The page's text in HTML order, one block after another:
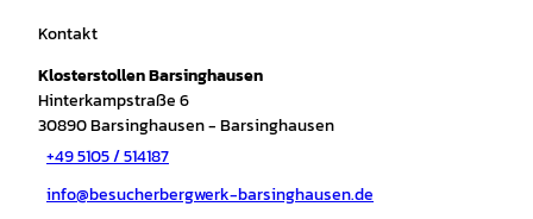
Kontakt
Klosterstollen Barsinghausen
Hinterkampstraße 6
30890Barsinghausen- Barsinghausen
+49 5105 / 514187
info@besucherbergwerk-barsinghausen.de